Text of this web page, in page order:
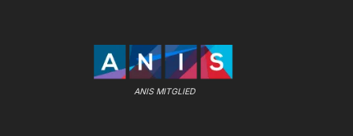
ANIS MITGLIED